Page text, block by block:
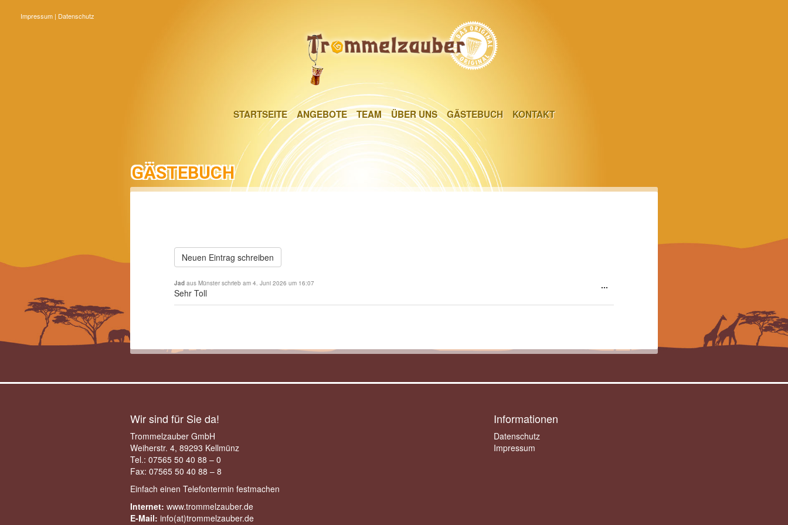
GÄSTEBUCH
Impressum | Datenschutz
STARTSEITE ANGEBOTE TEAM ÜBER UNS GÄSTEBUCH KONTAKT
GÄSTEBUCH
Jad aus Münster schrieb am 4. Juni 2026 um 16:07
Sehr Toll
...
ein-/ausblenden.
Wir sind für Sie da!
Trommelzauber GmbH
Weiherstr. 4, 89293 Kellmünz
Tel.: 07565 50 40 88 – 0
Fax: 07565 50 40 88 – 8
Einfach einen Telefontermin festmachen
Internet: www.trommelzauber.de
E-Mail: info(at)trommelzauber.de
Informationen
Datenschutz
Impressum